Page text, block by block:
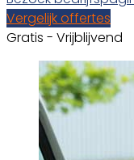
Vergelijk offertes
Gratis - Vrijblijvend